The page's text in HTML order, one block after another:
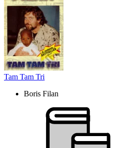
Tam Tam Tri
Boris Filan